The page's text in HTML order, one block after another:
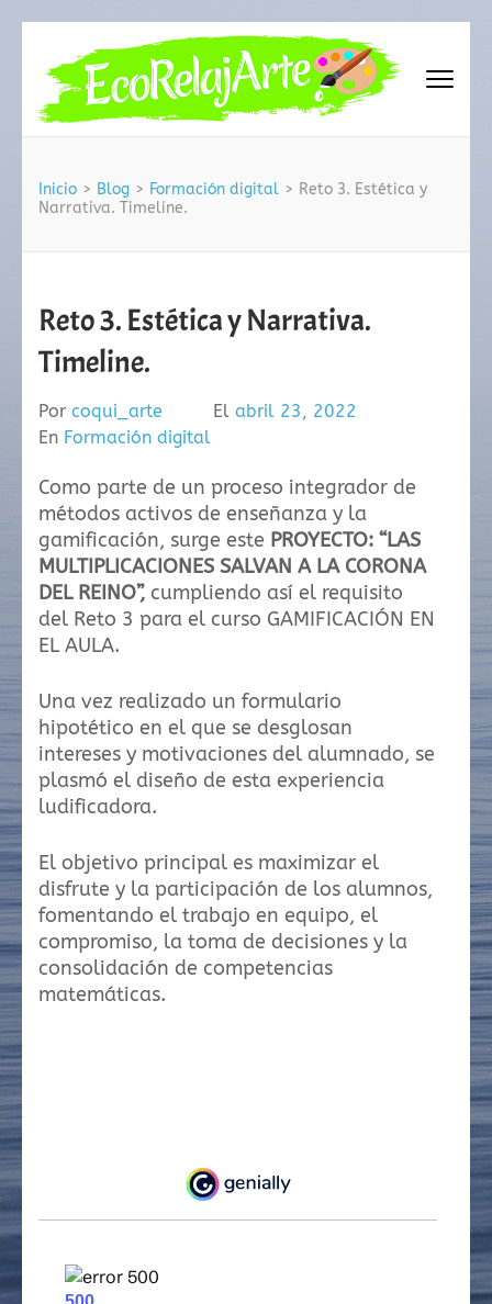
contenido
(presiona
Intro)
Inicio > Blog > Formación digital > Reto 3. Estética y
Narrativa. Timeline.
Reto 3. Estética y Narrativa.
Timeline.
Por coqui_arte El abril 23, 2022
En Formación digital
Como parte de un proceso integrador de
métodos activos de enseñanza y la
gamificación, surge este PROYECTO: “LAS
MULTIPLICACIONES SALVAN A LA CORONA
DEL REINO”, cumpliendo así el requisito
del Reto 3 para el curso GAMIFICACIÓN EN
EL AULA.
Una vez realizado un formulario
hipotético en el que se desglosan
intereses y motivaciones del alumnado, se
plasmó el diseño de esta experiencia
ludificadora.
El objetivo principal es maximizar el
disfrute y la participación de los alumnos,
fomentando el trabajo en equipo, el
compromiso, la toma de decisiones y la
consolidación de competencias
matemáticas.